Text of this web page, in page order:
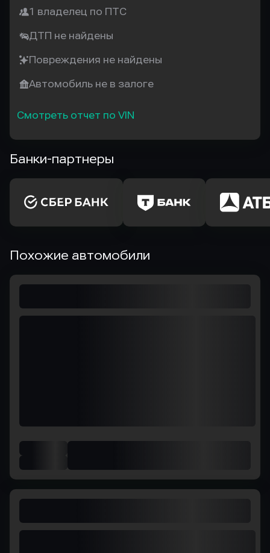
1 владелец по ПТС
ДТП не найдены
Повреждения не найдены
Автомобиль не в залоге
Смотреть отчет по VIN
Банки-партнеры
Похожие автомобили